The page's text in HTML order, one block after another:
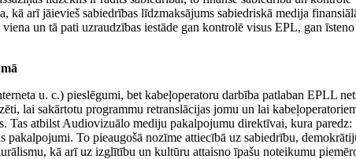
kā arī jāievieš sabiedrības līdzmaksājums sabiedriskā medija
un tā pati uzraudzības iestāde gan kontrolē visus EPL, gan
u. c.) pieslēgumi, bet kabeļoperatoru darbība patlaban EPLL
lai sakārtotu programmu retranslācijas jomu un lai
Tas atbilst Audiovizuālo mediju pakalpojumu direktīvai, kura paredz:
To pieaugošā nozīme attiecībā uz sabiedrību,
kā arī uz izglītību un kultūru attaisno īpašu noteikumu